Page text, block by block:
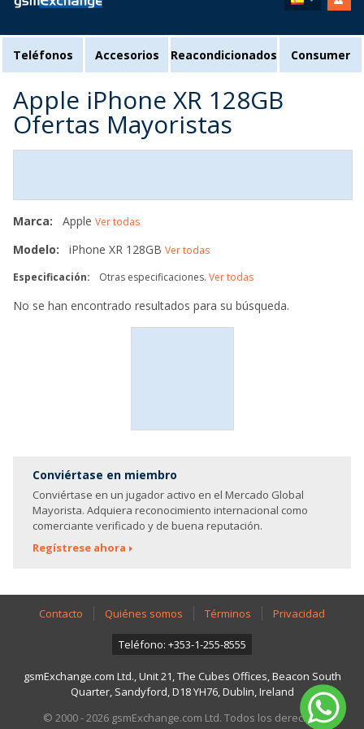
Teléfonos Accesorios Reacondicionados Consumer
Apple iPhone XR 128GB
Ofertas Mayoristas
Marca: Apple Ver todas
Modelo: iPhone XR 128GB Ver todas
Especificación:
Otras especificaciones. Ver todas
No se han encontrado resultados para su búsqueda.
Conviértase en miembro
Conviértase en un jugador activo en el Mercado Global
Mayorista. Adquiera reconocimiento internacional como
comerciante verificado y de buena reputación.
Regístrese ahora
Contacto Quiénes somos Términos Privacidad
Teléfono: +353-1-255-8555
gsmExchange.com Ltd., Unit 21, The Cubes Offices, Beacon South
Quarter, Sandyford, D18 YH76, Dublin, Ireland
© 2000 - 2026 gsmExchange.com Ltd. Todos los derechos